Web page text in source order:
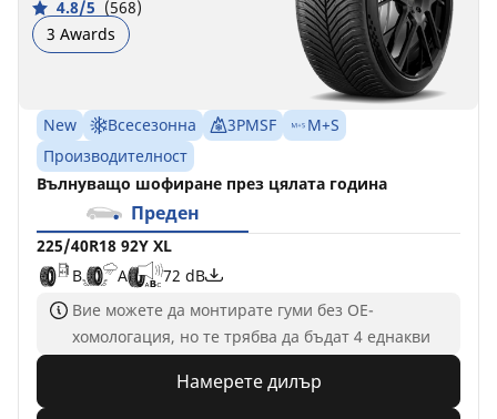
4.8/5 (568)
3 Awards
New Всесезонна 3PMSF
M+S
Производителност
Вълнуващо шофиране през цялата година
Преден
225/40R18 92Y XL
B
A
72 dB
Вие можете да монтирате гуми без ОЕ-
хомологация, но те трябва да бъдат 4 еднакви
Намерете дилър